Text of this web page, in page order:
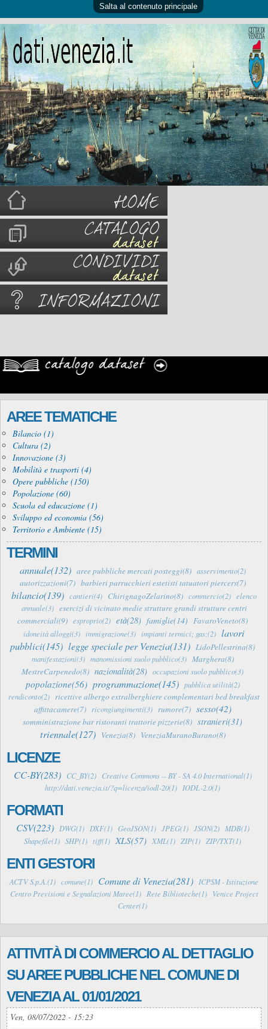
Salta al contenuto principale
AREE TEMATICHE
Bilancio (1)
Cultura (2)
Innovazione (3)
Mobilità e trasporti (4)
Opere pubbliche (150)
Popolazione (60)
Scuola ed educazione (1)
Sviluppo ed economia (56)
Territorio e Ambiente (15)
TERMINI
annuale(132) aree pubbliche mercati posteggi(8) asservimento(2)
autorizzazioni(7) barbieri parrucchieri estetisti tatuatori piercers(7)
bilancio(139) cantieri(4) ChirignagoZelarino(8) commercio(2) elenco
annuale(3) esercizi di vicinato medie strutture grandi strutture centri
commerciali(9) esproprio(2) età(28) famiglie(14) FavaroVeneto(8)
idoneità alloggi(3) immigrazione(3) impianti termici; gas;(2) lavori
pubblici(145) legge speciale per Venezia(131) LidoPellestrina(8)
manifestazioni(3) manomissioni suolo pubblico(3) Marghera(8)
MestreCarpenedo(8) nazionalità(28) occupazioni suolo pubblico(3)
popolazione(56) programmazione(145) pubblica utilità(2)
rendiconto(2) ricettive albergo extralberghiere complementari bed breakfast
affittacamere(7)
ricongiungimenti(3) rumore(7) sesso(42)
somministrazione bar ristoranti trattorie pizzerie(8) stranieri(31)
triennale(127) Venezia(8) VeneziaMuranoBurano(8)
LICENZE
CC-BY(283) CC_BY(2)
Creative Commons -- BY - SA 4.0 International(1)
http://dati.venezia.it/?q=licenza/iodl-20(1)
IODL-2.0(1)
FORMATI
CSV(223) DWG(1) DXF(1) GeoJSON(1) JPEG(1) JSON(2)
MDB(1)
Shapefile(1) SHP(1) tiff(1) XLS(57) XML(1) ZIP(1) ZIP/TXT(1)
ENTI GESTORI
ACTV S.p.A.(1) comune(1) Comune di Venezia(281)
ICPSM - Istituzione
Centro Previsioni e Segnalazioni Maree(1)
Rete Biblioteche(1)
Venice Project
Center(1)
ATTIVITÀ DI COMMERCIO AL DETTAGLIO
SU AREE PUBBLICHE NEL COMUNE DI
VENEZIA AL 01/01/2021
Ven, 08/07/2022 - 15:23